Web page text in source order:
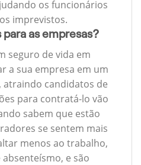
os funcionários
imprevistos.
as empresas?
seguro de vida em
a sua empresa em um
candidatos de
para contratá-lo vão
sabem que estão
se sentem mais
menos ao trabalho,
e são